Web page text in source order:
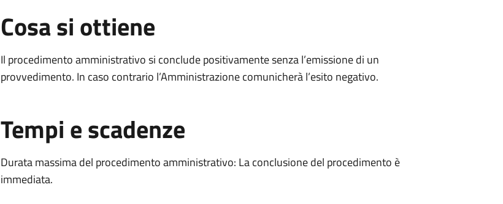
Cosa si ottiene
Il procedimento amministrativo si conclude positivamente senza l’emissione di un
provvedimento. In caso contrario l’Amministrazione comunicherà l’esito negativo.
Tempi e scadenze
Durata massima del procedimento amministrativo: La conclusione del procedimento è
immediata.